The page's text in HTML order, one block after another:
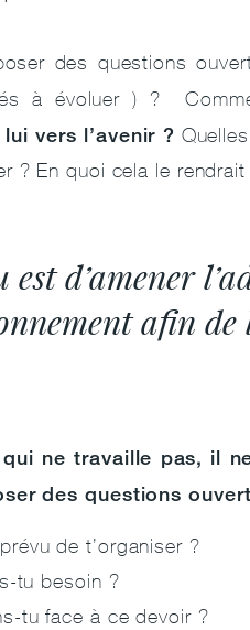
des questions
à évoluer ) ?
vers l’avenir ?
? En quoi cela le
est d’amener
afin
ne travaille pas, il
des questions
de t’organiser ?
tu besoin ?
tu face à ce devoir ?